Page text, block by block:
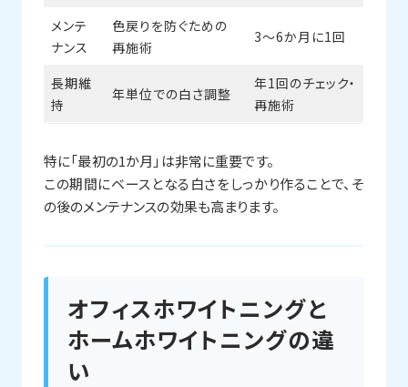
メンテ
ナンス
色戻りを防ぐための
再施術
3〜6か月に1回
長期維
持
年単位での白さ調整
年1回のチェック・
再施術
特に「最初の1か月」は非常に重要です。
この期間にベースとなる白さをしっかり作ることで、そ
の後のメンテナンスの効果も高まります。
オフィスホワイトニングと
ホームホワイトニングの違
い